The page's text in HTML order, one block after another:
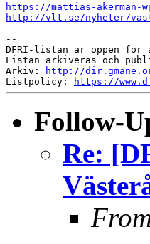
https://mattias-akerman-
http://vlt.se/nyheter/
--
DFRI-listan är öppen för
Listan arkiveras och
Arkiv:
http://
Listpolicy:
https://
Follow-
Re: